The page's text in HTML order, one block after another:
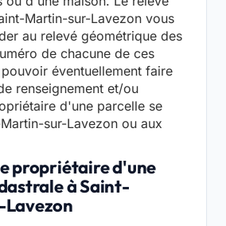
Martin-sur-Lavezon vous
au relevé géométrique des
de chacune de ces
éventuellement faire
renseignement et/ou
d'une parcelle se
sur-Lavezon ou aux
propriétaire d'une
à Saint-